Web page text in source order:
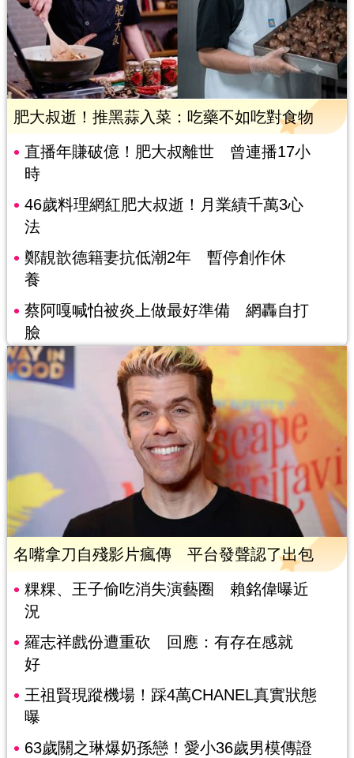
肥大叔逝！推黑蒜入菜：吃藥不如吃對食物
直播年賺破億！肥大叔離世 曾連播17小
時
46歲料理網紅肥大叔逝！月業績千萬3心
法
鄭靚歆德籍妻抗低潮2年 暫停創作休
養
蔡阿嘎喊怕被炎上做最好準備 網轟自打
臉
名嘴拿刀自殘影片瘋傳 平台發聲認了出包
粿粿、王子偷吃消失演藝圈 賴銘偉曝近
況
羅志祥戲份遭重砍 回應：有存在感就
好
王祖賢現蹤機場！踩4萬CHANEL真實狀態
曝
63歲關之琳爆奶孫戀！愛小36歲男模傳證